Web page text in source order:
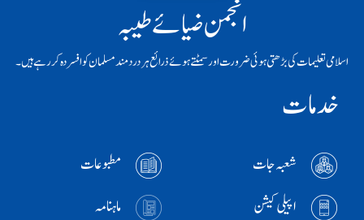
انجمن ضیائے طیبہ
اسلامی تعلیمات کی بڑھتی ہوئی ضرورت اور سمٹتے ہوئے ذرائع ہر دردمند مسلمان کو افسردہ کر رہے ہیں۔
خدمات
شعبہ جات
مطبوعات
اپیلی کیشن
ماہنامہ